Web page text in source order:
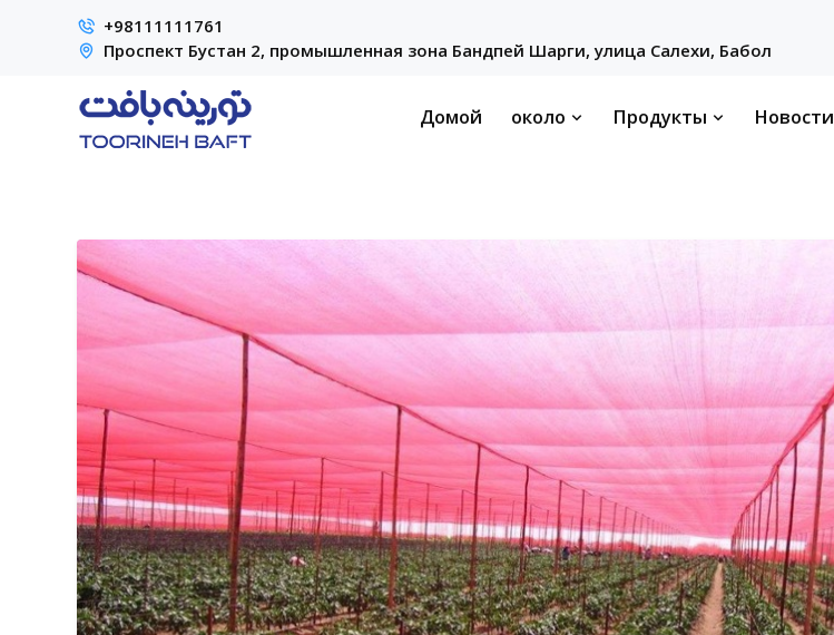
+98111111761
Проспект Бустан 2, промышленная зона Бандпей Шарги, улица Салехи, Бабол
Домой около Продукты Новости